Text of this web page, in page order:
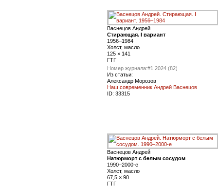
Васнецов Андрей
Стирающая. I вариант
1956–1984
Холст, масло
125 × 141
ГТГ
Номер журнала:#1 2024 (82)
Из статьи:
Александр Морозов
Наш современник Андрей Васнецов
ID: 33315
Васнецов Андрей
Натюрморт с белым сосудом
1990–2000-е
Холст, масло
67,5 × 90
ГТГ